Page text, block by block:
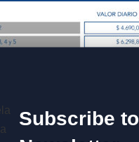
Subscribe to